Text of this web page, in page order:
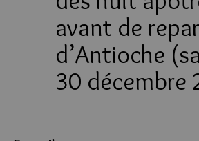
avant de
d’Antioche
30 décembre